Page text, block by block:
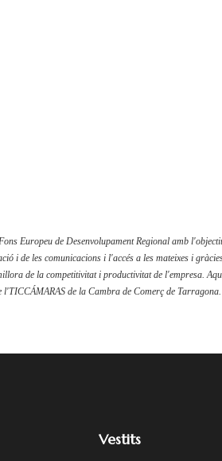
Europeu de Desenvolupament Regional amb
i de les comunicacions i l'accés a les mateixes i
de la competitivitat i productivitat de l'empresa.
l'TICCÁMARAS de la Cambra de Comerç de
Vestits